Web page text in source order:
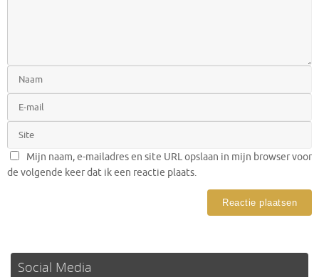
Mijn naam, e-mailadres en site URL opslaan in mijn browser voor
de volgende keer dat ik een reactie plaats.
Social Media